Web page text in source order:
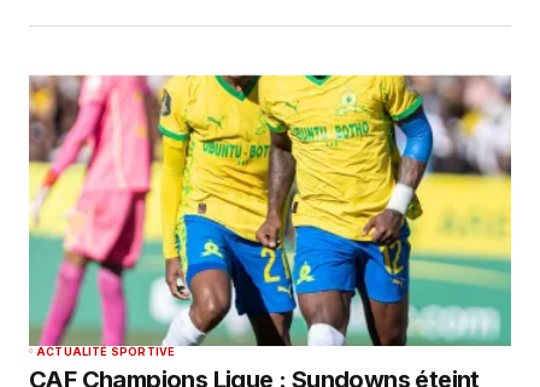
ACTUALITÉ SPORTIVE
CAF Champions Ligue : Sundowns éteint